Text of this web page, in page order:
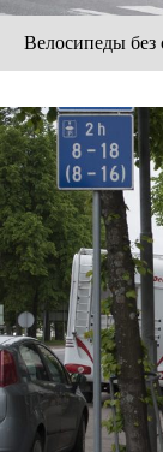
Велосипеды